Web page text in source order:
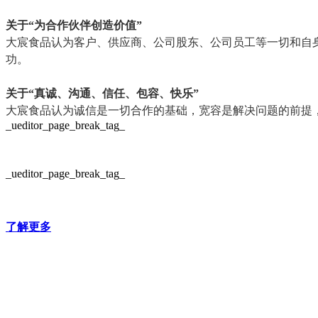
关于“为合作伙伴创造价值”
大宸食品认为客户、供应商、公司股东、公司员工等一切和
功。
关于“真诚、沟通、信任、包容、快乐”
大宸食品认为诚信是一切合作的基础，宽容是解决问题的前
_ueditor_page_break_tag_
_ueditor_page_break_tag_
了解更多